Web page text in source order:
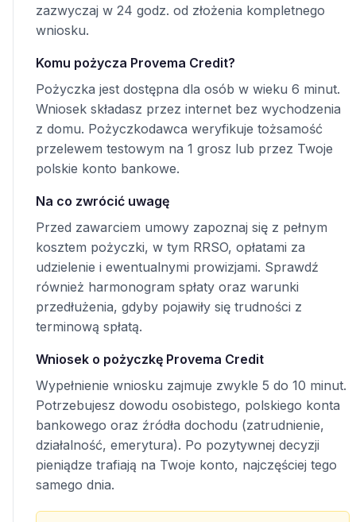
zazwyczaj w 24 godz. od złożenia kompletnego
wniosku.
Komu pożycza Provema Credit?
Pożyczka jest dostępna dla osób w wieku 6 minut.
Wniosek składasz przez internet bez wychodzenia
z domu. Pożyczkodawca weryfikuje tożsamość
przelewem testowym na 1 grosz lub przez Twoje
polskie konto bankowe.
Na co zwrócić uwagę
Przed zawarciem umowy zapoznaj się z pełnym
kosztem pożyczki, w tym RRSO, opłatami za
udzielenie i ewentualnymi prowizjami. Sprawdź
również harmonogram spłaty oraz warunki
przedłużenia, gdyby pojawiły się trudności z
terminową spłatą.
Wniosek o pożyczkę Provema Credit
Wypełnienie wniosku zajmuje zwykle 5 do 10 minut.
Potrzebujesz dowodu osobistego, polskiego konta
bankowego oraz źródła dochodu (zatrudnienie,
działalność, emerytura). Po pozytywnej decyzji
pieniądze trafiają na Twoje konto, najczęściej tego
samego dnia.